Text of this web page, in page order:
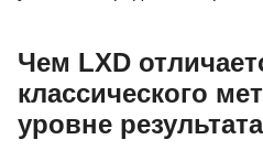
Чем LXD
классического
уровне результата